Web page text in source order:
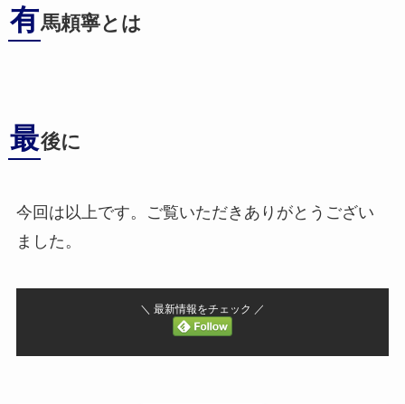
有馬頼寧とは
最後に
今回は以上です。ご覧いただきありがとうござい
ました。
＼ 最新情報をチェック ／